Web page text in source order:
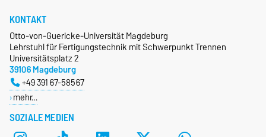
SOZIALE MEDIEN
KONTAKT
Otto-von-Guericke-Universität Magdeburg
Lehrstuhl für Fertigungstechnik mit Schwerpunkt Trennen
Universitätsplatz 2
39106 Magdeburg
+49 391 67-58567
mehr…